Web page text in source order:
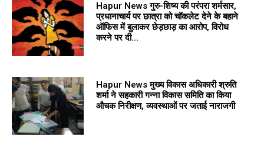
Hapur News गुरु-शिष्य की परंपरा शर्मसार,
प्रधानाचार्य पर छात्रा को चॉकलेट देने के बहाने
ऑफिस में बुलाकर छेड़छाड़ का आरोप, विरोध
करने पर दी...
Hapur News मुख्य विकास अधिकारी श्रुति
शर्मा ने सहकारी गन्ना विकास समिति का किया
औचक निरीक्षण, व्यवस्थाओं पर जताई नाराजगी